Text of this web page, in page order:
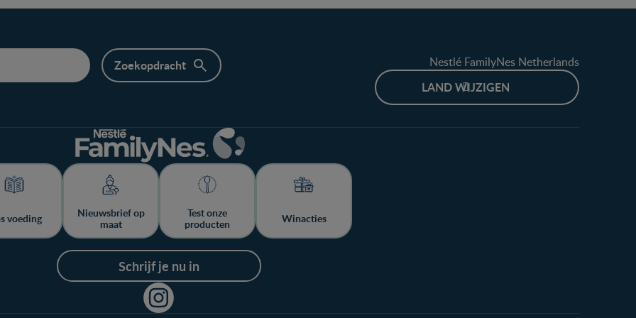
Nestlé FamilyNes Netherlands
LAND WIJZIGEN
voeding
Nieuwsbrief op
maat
Test onze
producten
Winacties
Schrijf je nu in